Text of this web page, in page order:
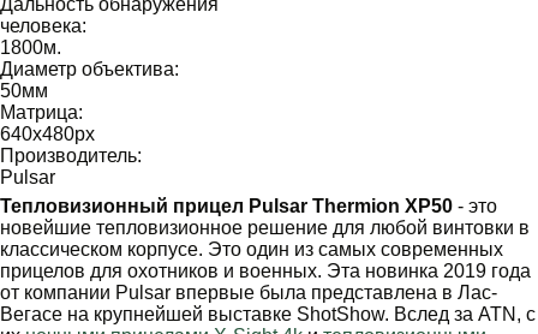
Дальность обнаружения
человека:
1800м.
Диаметр объектива:
50мм
Матрица:
640х480px
Производитель:
Pulsar
Тепловизионный прицел Pulsar Thermion XP50 - это
новейшие тепловизионное решение для любой винтовки в
классическом корпусе. Это один из самых современных
прицелов для охотников и военных. Эта новинка 2019 года
от компании Pulsar впервые была представлена в Лас-
Вегасе на крупнейшей выставке ShotShow. Вслед за ATN, с